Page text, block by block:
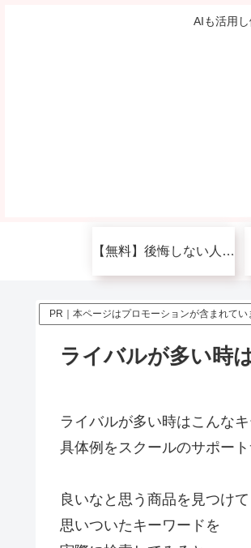
AIも活用
【無料】後悔しない人生を送りたい人へ
PR｜本ページはプロモーションが含まれてい
ライバルが多い時
ライバルが多い時はこんな
具体例をスクールのサポー
良いなと思う商品を見つけて
思いついたキーワードを